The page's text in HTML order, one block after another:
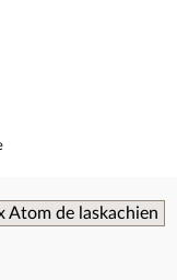
Atom de laskachien